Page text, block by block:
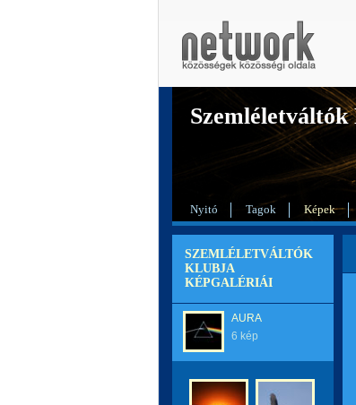
Nyitó Tagok Képek
SZEMLÉLETVÁLTÓK
KLUBJA
KÉPGALÉRIÁI
AURA
6 kép